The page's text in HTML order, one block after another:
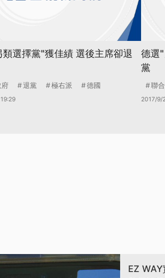
選擇黨"獲佳績 選後主席卻退
府 退黨 極右派 德國
德選
黨
聯
2017/9/
EZ WAY